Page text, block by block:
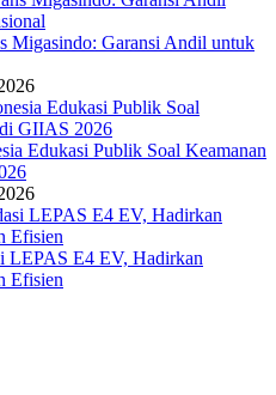
Migasindo: Garansi Andil untuk
Edukasi Publik Soal Keamanan
LEPAS E4 EV, Hadirkan
Efisien